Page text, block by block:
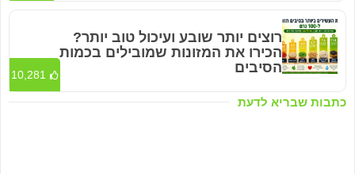
כתבות שבריא לדעת
רוצים יותר שובע ועיכול טוב יותר?
הכירו את המזונות שמובילים בכמות
הסיבים
10,281